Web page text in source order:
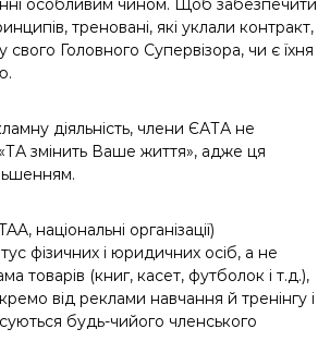
особливим чином. Щоб забезпечити
треновані, які уклали контракт,
свого Головного Супервізора, чи є їхня
діяльність, члени ЄАТА не
змінить Ваше життя», адже ця
національні організації)
фізичних і юридичних осіб, а не
товарів (книг, касет, футболок і т.д.),
від реклами навчання й тренінгу і
будь-чийого членського